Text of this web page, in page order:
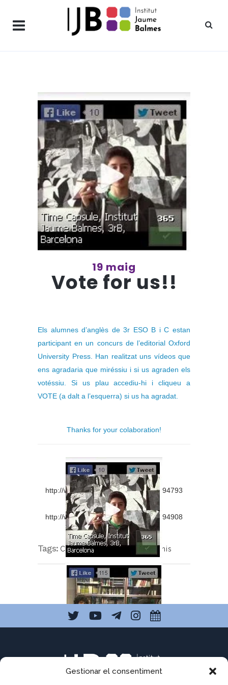
Gestionar el consentiment
19 maig
Vote for us!!
Els alumnes d’anglès de 3r ESO B i C estan
participant en un concurs de l’editorial Oxford
University Press. Han realitzat uns vídeos que
ens agradaria que miréssiu i si us agraden els
votéssiu. Si us plau accediu-hi i cliqueu a
VOTE (a dalt a l’esquerra) si us ha agradat.
Thanks for your colaboration!
http://woobox.com/dff5vz/vote/for/7494793
http://woobox.com/dff5vz/vote/ for/7494908
Tags: Concursos ESO , ,Premis